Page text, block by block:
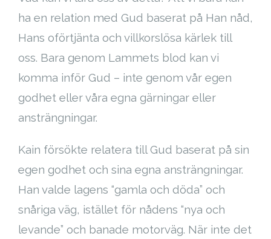
ha en relation med Gud baserat på Han nåd,
Hans oförtjänta och villkorslösa kärlek till
oss. Bara genom Lammets blod kan vi
komma inför Gud – inte genom vår egen
godhet eller våra egna gärningar eller
ansträngningar.
Kain försökte relatera till Gud baserat på sin
egen godhet och sina egna ansträngningar.
Han valde lagens “gamla och döda” och
snåriga väg, istället för nådens “nya och
levande” och banade motorväg. När inte det